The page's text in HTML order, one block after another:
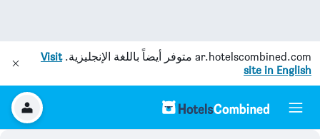
ar.hotelscombined.com متوفر أيضاً باللغة الإنجليزية.Visit
site in English